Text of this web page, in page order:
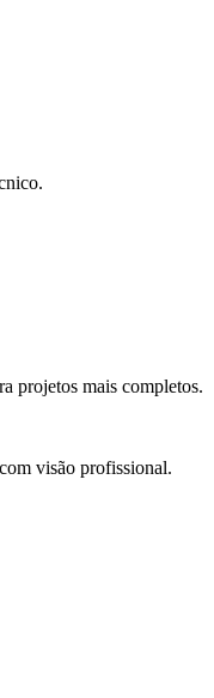
projetos mais completos.
visão profissional.